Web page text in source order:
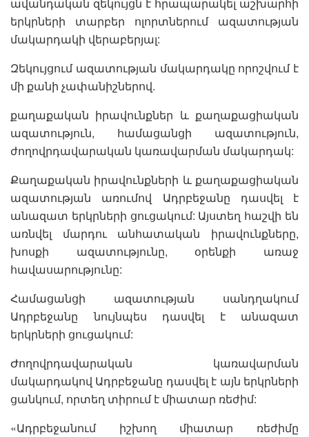
երկրների տարբեր ոլորտներում ազատության
մակարդակի վերաբերյալ:
Զեկույցում ազատության մակարդակը որոշվում է
մի քանի չափանիշներով.
քաղաքական իրավունքներ և քաղաքացիական
ազատություն, համացանցի ազատություն,
ժողովրդավարական կառավարման մակարդակ:
Քաղաքական իրավունքների և քաղաքացիական
ազատության առումով Ադրբեջանը դասվել է
անազատ երկրների ցուցակում: Այստեղ հաշվի են
առնվել մարդու անհատական իրավունքները,
խոսքի ազատությունը, օրենքի առաջ
հավասարությունը:
Համացանցի ազատության սանդղակում
Ադրբեջանը նույնպես դասվել է անազատ
երկրների ցուցակում:
Ժողովրդավարական կառավարման
մակարդակով Ադրբեջանը դասվել է այն երկրների
ցանկում, որտեղ տիրում է միատար ռեժիմ:
«Ադրբեջանում իշխող միատար ռեժիմը